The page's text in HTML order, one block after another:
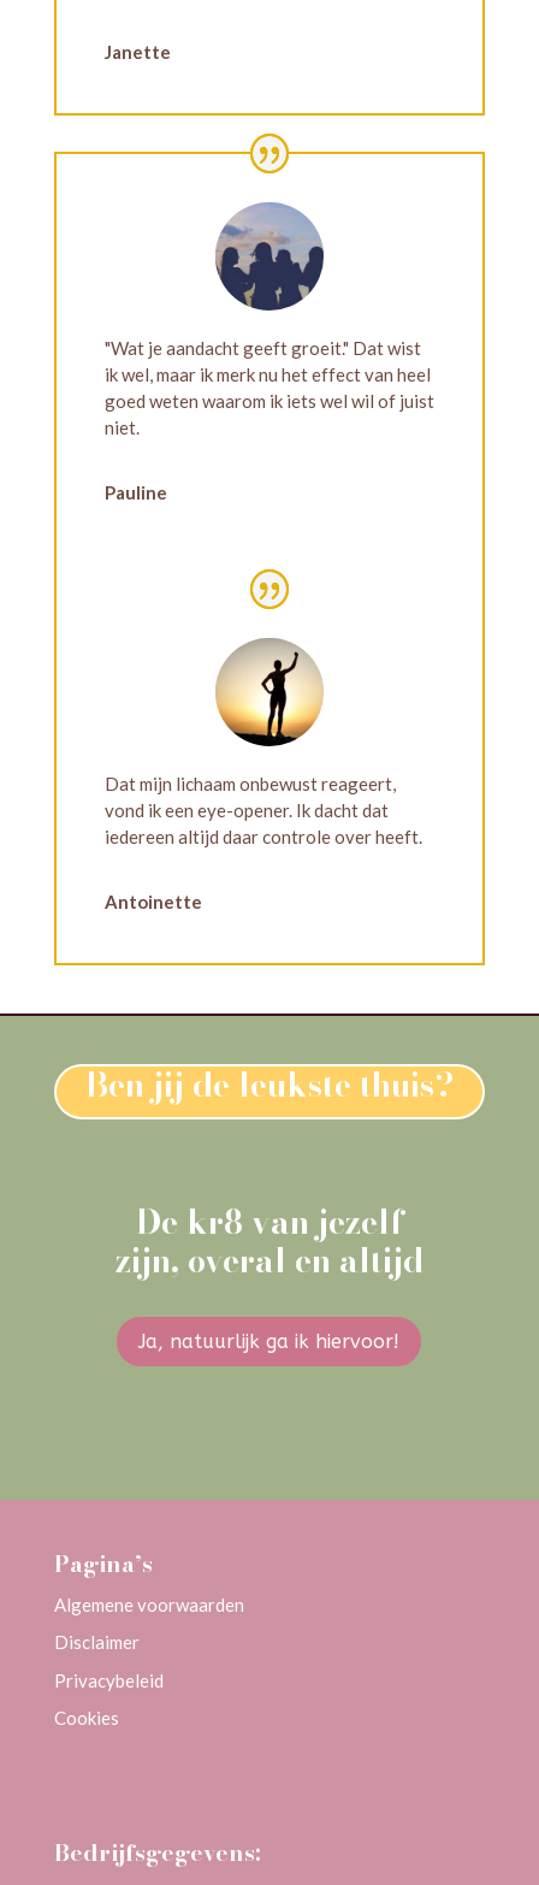
Janette
"Wat je aandacht geeft groeit." Dat wist
ik wel, maar ik merk nu het effect van heel
goed weten waarom ik iets wel wil of juist
niet.
Pauline
Dat mijn lichaam onbewust reageert,
vond ik een eye-opener. Ik dacht dat
iedereen altijd daar controle over heeft.
Antoinette
Ben jij de leukste thuis?
De kr8 van jezelf
zijn, overal en altijd
Ja, natuurlijk ga ik hiervoor!
Pagina’s
Algemene voorwaarden
Disclaimer
Privacybeleid
Cookies
Bedrijfsgegevens: